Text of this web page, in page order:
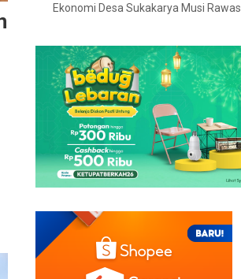
Ekonomi Desa Sukakarya Musi Rawas